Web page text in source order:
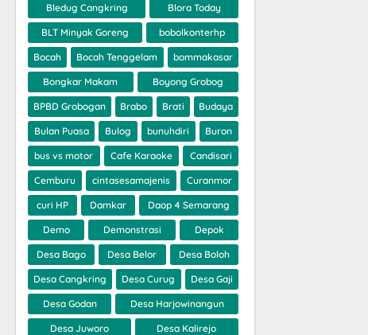
Bledug Cangkring Blora Today
BLT Minyak Goreng bobolkonterhp
Bocah Bocah Tenggelam bommakasar
Bongkar Makam Boyong Grobog
BPBD Grobogan Brabo Brati Budaya
Bulan Puasa Bulog bunuhdiri Buron
bus vs motor Cafe Karaoke Candisari
Cemburu cintasesamajenis Curanmor
curi HP Damkar Daop 4 Semarang
Demo Demonstrasi Depok
Desa Bago Desa Belor Desa Boloh
Desa Cangkring Desa Curug Desa Gaji
Desa Godan Desa Harjowinangun
Desa Juworo Desa Kalirejo